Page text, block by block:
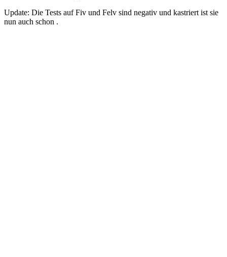
Update: Die Tests auf Fiv und Felv sind negativ und kastriert ist sie
nun auch schon .